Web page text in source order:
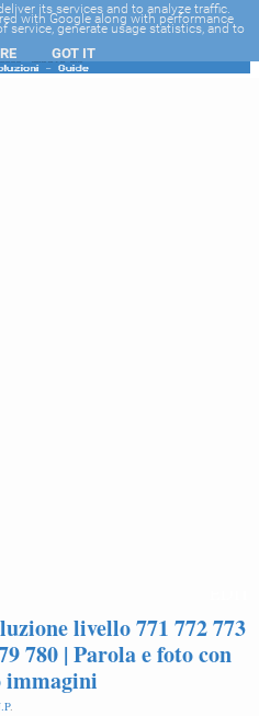
livello 771 772 773
780 | Parola e foto con
.
its services and to analyze traffic.
with Google along with performance
generate usage statistics, and to
GOT IT